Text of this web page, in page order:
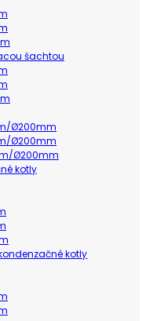
šachtou
Ø200mm
Ø200mm
Ø200mm
kotly
kondenzačné kotly